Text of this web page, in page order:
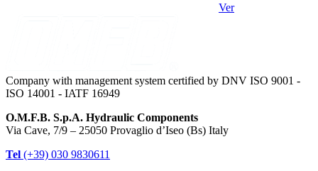
Ver
Company with management system certified by DNV ISO 9001 -
ISO 14001 - IATF 16949
O.M.F.B. S.p.A. Hydraulic Components
Via Cave, 7/9 – 25050 Provaglio d’Iseo (Bs) Italy
Tel (+39) 030 9830611